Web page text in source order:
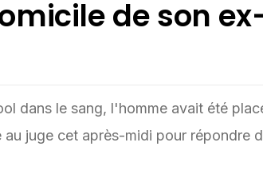
de son
dans le sang, l'homme avait été
juge cet après-midi pour répondre